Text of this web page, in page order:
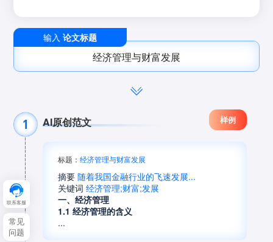
10分钟前论文《虚拟机**********》生成成功
12分钟前论文《工业与**********》生成成功
15分钟前论文《刷式密**********》生成成功
15分钟前论文《校内外**********》生成成功
10分钟前论文《倾向于**********》生成成功
8分钟前论文《公路建**********》生成成功
10分钟前论文《虚拟机**********》生成成功
12分钟前论文《工业与**********》生成成功
5分钟前论文《风力发**********》生成成功
15分钟前论文《刷式密**********》生成成功
9分钟前论文《混泥土**********》生成成功
输入论文标题
经济管理与财富发展
AI原创范文 样例
标题：经济管理与财富发展
摘要随着我国金融行业的飞速发展...
关键词经济管理;财富;发展
一、经济管理
1.1 经济管理的含义
...
常见
问题
联系客服